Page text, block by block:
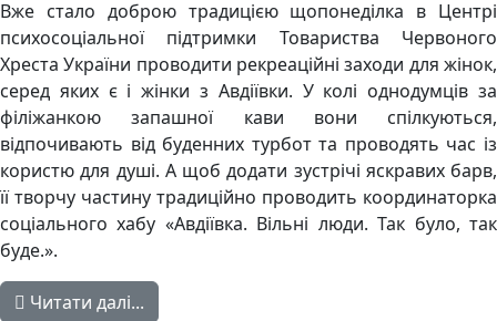
Вже стало доброю традицією щопонеділка в Центрі
психосоціальної підтримки Товариства Червоного
Хреста України проводити рекреаційні заходи для жінок,
серед яких є і жінки з Авдіївки. У колі однодумців за
філіжанкою запашної кави вони спілкуються,
відпочивають від буденних турбот та проводять час із
користю для душі. А щоб додати зустрічі яскравих барв,
її творчу частину традиційно проводить координаторка
соціального хабу «Авдіївка. Вільні люди. Так було, так
буде.».
Читати далі...